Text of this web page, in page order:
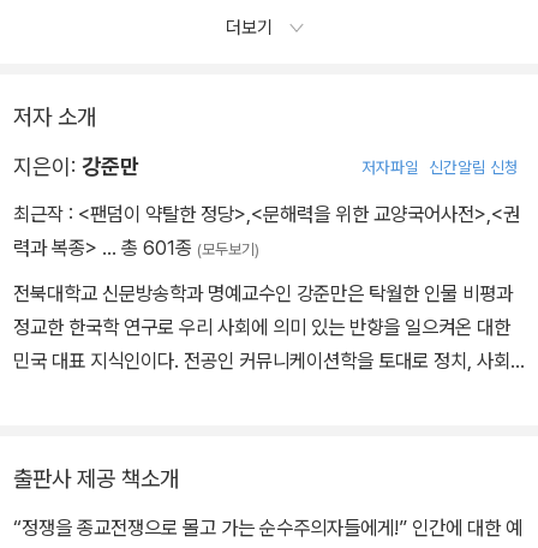
이야기가 논의를 더 어렵게 만드는 게 아닌가? 「‘친노 프레임’은 선동
더보기
저자 소개
지은이: 강준만 저자파일 신간알림 신청
최근작 : <팬덤이 약탈한 정당>,<문해력을 위한 교양국어사전>,<권
력과 복종> … 총 601종 (모두보기)
전북대학교 신문방송학과 명예교수인 강준만은 탁월한 인물 비평과
정교한 한국학 연구로 우리 사회에 의미 있는 반향을 일으켜온 대한
민국 대표 지식인이다. 전공인 커뮤니케이션학을 토대로 정치, 사회,
에 한국출판마케팅연구소 ‘한국의 저자 300인’, 2014년에 『경향신
문』 ‘올해의 저자’에 선정되었다. 저널룩 『인물과사상』(전33권)이 2
출판사 제공 책소개
“정쟁을 종교전쟁으로 몰고 가는 순수주의자들에게!” 인간에 대한 예